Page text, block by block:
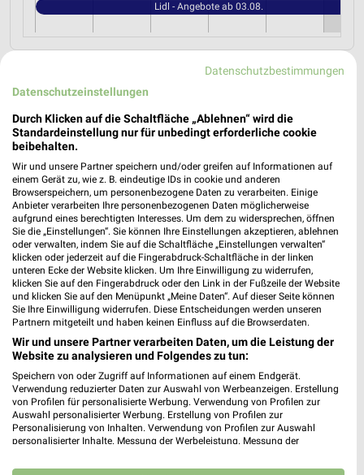
Lidl - Angebote ab 03.08.
MEHR PROSPEKTE
weekli Magazin
Erlebe mit Lidl und Andre Agassi die neuesten Silvercrest Küchengeräte
17.04.2026
Mit Lidl Plus 3 für 2 - im laut DtGv besten Backshop
10.04.2026
Datenschutzbestimmungen
Datenschutzeinstellungen
Durch Klicken auf die Schaltfläche „Ablehnen“ wird die
Standardeinstellung nur für unbedingt erforderliche cookie
beibehalten.
Wir und unsere Partner speichern und/oder greifen auf Informationen auf
einem Gerät zu, wie z. B. eindeutige IDs in cookie und anderen
Browserspeichern, um personenbezogene Daten zu verarbeiten. Einige
Anbieter verarbeiten Ihre personenbezogenen Daten möglicherweise
aufgrund eines berechtigten Interesses. Um dem zu widersprechen, öffnen
Sie die „Einstellungen“. Sie können Ihre Einstellungen akzeptieren, ablehnen
oder verwalten, indem Sie auf die Schaltfläche „Einstellungen verwalten“
klicken oder jederzeit auf die Fingerabdruck-Schaltfläche in der linken
unteren Ecke der Website klicken. Um Ihre Einwilligung zu widerrufen,
klicken Sie auf den Fingerabdruck oder den Link in der Fußzeile der Website
und klicken Sie auf den Menüpunkt „Meine Daten“. Auf dieser Seite können
Sie Ihre Einwilligung widerrufen. Diese Entscheidungen werden unseren
Partnern mitgeteilt und haben keinen Einfluss auf die Browserdaten.
Wir und unsere Partner verarbeiten Daten, um die Leistung der
Website zu analysieren und Folgendes zu tun:
Speichern von oder Zugriff auf Informationen auf einem Endgerät.
Verwendung reduzierter Daten zur Auswahl von Werbeanzeigen. Erstellung
von Profilen für personalisierte Werbung. Verwendung von Profilen zur
Auswahl personalisierter Werbung. Erstellung von Profilen zur
Personalisierung von Inhalten. Verwendung von Profilen zur Auswahl
personalisierter Inhalte. Messung der Werbeleistung. Messung der
Kombinationen von Daten aus verschiedenen Quellen. Entwicklung und